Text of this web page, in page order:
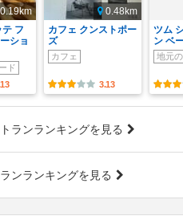
0.19km
フ
ショ
ド
0.48km
カフェ クンストポー
ズ
カフェ
3.13
ツム
ン ベ
地元
ランランキングを見る
ンランキングを見る